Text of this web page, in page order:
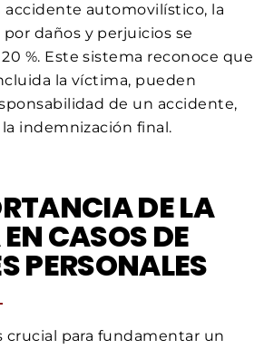
accidente automovilístico, la
daños y perjuicios se
%. Este sistema reconoce que
la víctima, pueden
de un accidente,
la indemnización final.
DE LA
CASOS DE
PERSONALES
crucial para fundamentar un